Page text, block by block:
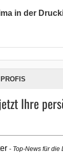
in der
Ihre
Top-News für die